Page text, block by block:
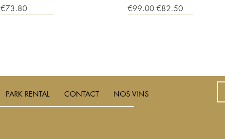
Price
€73.80
Regular Price
€99.00Sale Price
€82.50
PARK RENTAL CONTACT NOS VINS